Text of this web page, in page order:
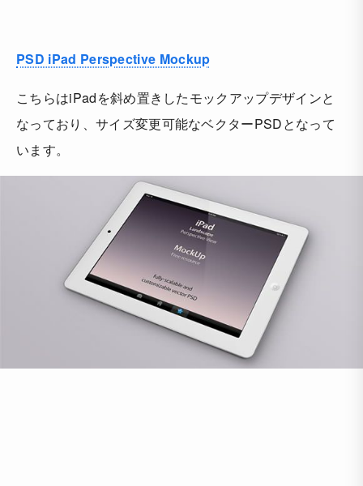
PSD iPad Perspective Mockup
こちらはiPadを斜め置きしたモックアップデザインと
なっており、サイズ変更可能なベクターPSDとなって
います。